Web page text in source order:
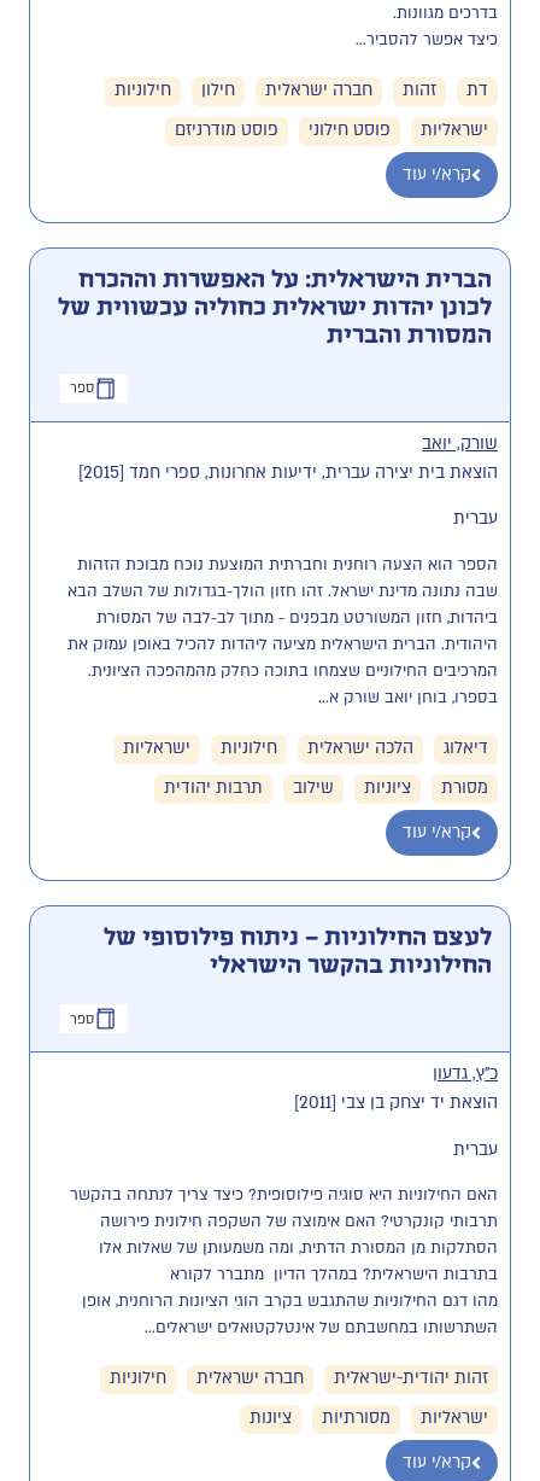
בדרכים מגוונות.
כיצד אפשר להסביר...
דת זהות חברה ישראלית חילון
חילוניות
ישראליות
פוסט חילוני
פוסט מודרניזם
קרא/י עוד
הברית הישראלית: על האפשרות וההכרח
לכונן יהדות ישראלית כחוליה עכשווית של
המסורת והברית
ספר
שורק, יואב
הוצאת בית יצירה עברית, ידיעות אחרונות, ספרי חמד [2015]
עברית
הספר הוא הצעה רוחנית וחברתית המוצעת נוכח מבוכת הזהות
ביהדות, חזון המשורטט מבפנים - מתוך לב-לבה של המסורת
היהודית. הברית הישראלית מציעה ליהדות להכיל באופן עמוק את
בספרו, בוחן יואב שורק א...
דיאלוג הלכה ישראלית חילוניות
ישראליות
מסורת
ציוניות שילוב
תרבות יהודית
קרא/י עוד
לעצם החילוניות – ניתוח פילוסופי של
החילוניות בהקשר הישראלי
ספר
כ"ץ, גדעון
הוצאת יד יצחק בן צבי [2011]
עברית
האם החילוניות היא סוגיה פילוסופית? כיצד צריך לנתחה בהקשר
השתרשותו במחשבתם של אינטלקטואלים ישראלים...
זהות יהודית-ישראלית חברה ישראלית
חילוניות
ישראליות
מסורתיות
ציונות
קרא/י עוד